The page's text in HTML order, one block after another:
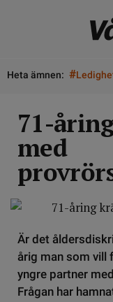
Heta ämnen: #
71-
med
Är det
årig man som vill
yngre partner
Frågan har